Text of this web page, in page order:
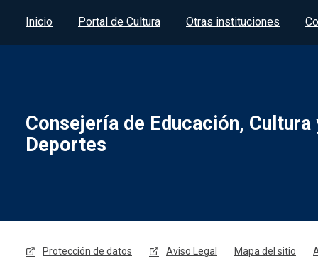
Menú del pie
Inicio Portal de Cultura Otras instituciones
Consejería de Educación, Cultura
Deportes
Protección de datos Aviso Legal Mapa del sitio